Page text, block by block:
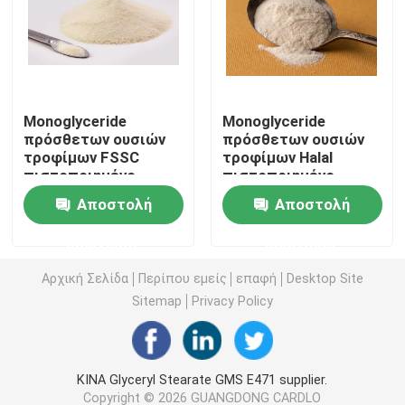
E471 γαλακτωματοποιητής τροφίμων
Φυσικοί γαλακτωματοποιητές τροφίμων
Αποσταγμένο Monoglyceride
Μονο και diglycerides
Monostearate γλυκερίνης
Γαλακτωματοποιητής βελτιωτών κέικ
Monoglyceride
πρόσθετων ουσιών
τροφίμων FSSC
πιστοποιημένο
αποσταγμένο μη
γαλακτοκομικό
συστατικό
Αποστολή
Monoglyceride
πρόσθετων ουσιών
τροφίμων Halal
πιστοποιημένο
αποσταγμένο
Whitener καφέ
συστατικό
Αποστολή
Αρχική Σελίδα Περίπου εμείς επαφή
Desktop Site
Sitemap
Privacy Policy
ΚΙΝΑ Glyceryl Stearate GMS E471 supplier.
Copyright © 2026 GUANGDONG CARDLO